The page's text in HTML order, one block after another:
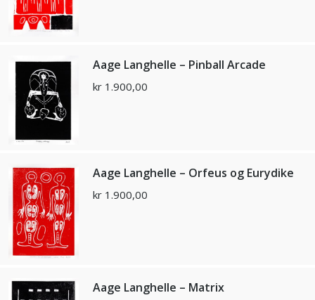
Aage Langhelle – Pinball Arcade
kr 1.900,00
Aage Langhelle – Orfeus og Eurydike
kr 1.900,00
Aage Langhelle – Matrix